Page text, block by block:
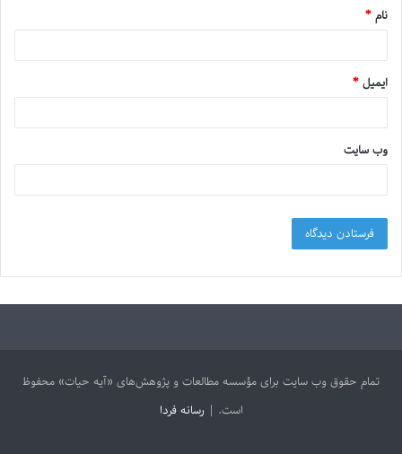
نام*
ایمیل*
وب‌ سایت
تمام حقوق وب سایت برای مؤسسه مطالعات و پژوهش‌های «آیه حیات» محفوظ
است. | رسانه فردا